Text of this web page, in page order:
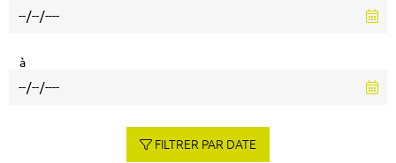
à
FILTRER PAR DATE